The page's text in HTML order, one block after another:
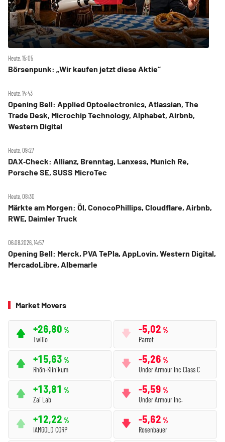
Heute, 15:05
Börsenpunk: „Wir kaufen jetzt diese Aktie“
Heute, 14:43
Opening Bell: Applied Optoelectronics, Atlassian, The
Trade Desk, Microchip Technology, Alphabet, Airbnb,
Western Digital
Heute, 09:27
DAX‑Check: Allianz, Brenntag, Lanxess, Munich Re,
Porsche SE, SUSS MicroTec
Heute, 08:30
Märkte am Morgen: Öl, ConocoPhillips, Cloudflare, Airbnb,
RWE, Daimler Truck
06.08.2026, 14:57
Opening Bell: Merck, PVA TePla, AppLovin, Western Digital,
MercadoLibre, Albemarle
Market Movers
+26,80 %
Twilio
+15,63 %
Rhön-Klinikum
+13,81 %
Zai Lab
+12,22 %
IAMGOLD CORP
-5,02 %
Parrot
-5,26 %
Under Armour Inc Class C
-5,59 %
Under Armour Inc.
-5,62 %
Rosenbauer